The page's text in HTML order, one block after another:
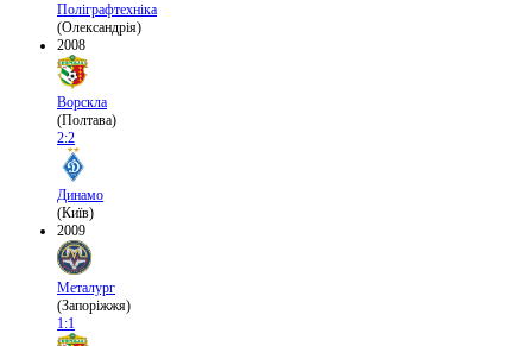
Поліграфтехніка
(Олександрія)
2008
Ворскла
(Полтава)
2:2
Динамо
(Київ)
2009
Металург
(Запоріжжя)
1:1